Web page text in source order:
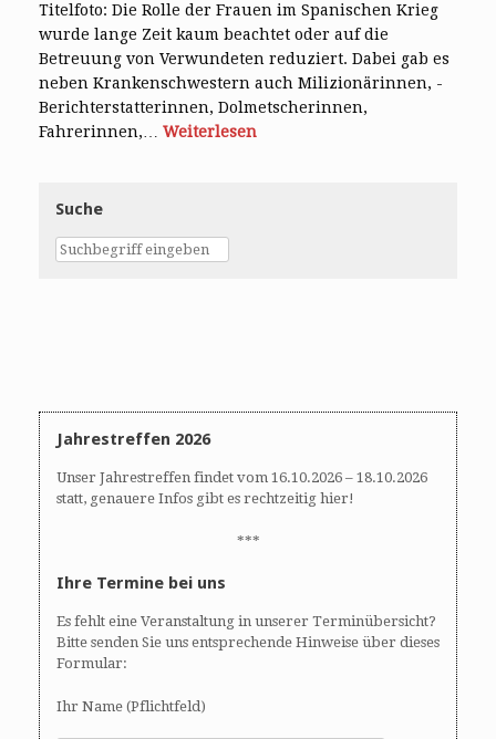
Titelfoto: Die Rolle der Frauen im Spanischen Krieg
wurde lange Zeit kaum beachtet oder auf ­die
Betreuung von Verwundeten ­reduziert. Dabei gab es
neben Krankenschwestern auch Milizionärinnen, ­
Berichterstatterinnen, Dolmetscherinnen,
Fahrerinnen,… Weiterlesen
Suche
Jahrestreffen 2026
Unser Jahrestreffen findet vom 16.10.2026 – 18.10.2026
statt, genauere Infos gibt es rechtzeitig hier!
***
Ihre Termine bei uns
Es fehlt eine Veranstaltung in unserer Terminübersicht?
Bitte senden Sie uns entsprechende Hinweise über dieses
Formular:
Ihr Name (Pflichtfeld)